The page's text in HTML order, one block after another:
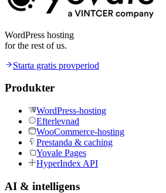
WordPress hosting
for the rest of us.
Starta gratis provperiod
Produkter
WordPress-hosting
Efterlevnad
WooCommerce-hosting
Prestanda & caching
Yovale Pages
HyperIndex API
AI & intelligens